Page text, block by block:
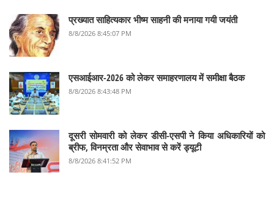
प्रख्यात साहित्यकार भीष्म साहनी की मनाया गयी जयंती
8/8/2026 8:45:07 PM
एसआईआर-2026 को लेकर समाहरणालय में समीक्षा बैठक
8/8/2026 8:43:48 PM
दूसरी सोमवारी को लेकर डीसी-एसपी ने किया अधिकारियों को
ब्रीफ, विनम्रता और सेवाभाव से करें ड्यूटी
8/8/2026 8:41:52 PM